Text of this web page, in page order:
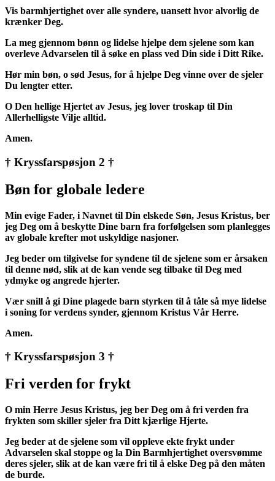
Vis barmhjertighet over alle syndere, uansett hvor alvorlig de
krænker Deg.
La meg gjennom bønn og lidelse hjelpe dem sjelene som kan
overleve Advarselen til å søke en plass ved Din side i Ditt Rike.
Hør min bøn, o sød Jesus, for å hjelpe Deg vinne over de sjeler
Du lengter etter.
O Den hellige Hjertet av Jesus, jeg lover troskap til Din
Allerhelligste Vilje alltid.
Amen.
† Kryssfarspøsjon 2 †
Bøn for globale ledere
Min evige Fader, i Navnet til Din elskede Søn, Jesus Kristus, ber
jeg Deg om å beskytte Dine barn fra forfølgelsen som planlegges
av globale krefter mot uskyldige nasjoner.
Jeg beder om tilgivelse for syndene til de sjelene som er årsaken
til denne nød, slik at de kan vende seg tilbake til Deg med
ydmyke og angrede hjerter.
Vær snill å gi Dine plagede barn styrken til å tåle så mye lidelse
i soning for verdens synder, gjennom Kristus Vår Herre.
Amen.
† Kryssfarspøsjon 3 †
Fri verden for frykt
O min Herre Jesus Kristus, jeg ber Deg om å fri verden fra
frykten som skiller sjeler fra Ditt kjærlige Hjerte.
Jeg beder at de sjelene som vil oppleve ekte frykt under
Advarselen skal stoppe og la Din Barmhjertighet oversvømme
deres sjeler, slik at de kan være fri til å elske Deg på den måten
de burde.